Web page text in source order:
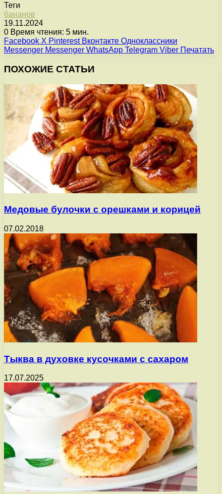
Теги
бананов
19.11.2024
0 Время чтения: 5 мин.
Facebook X Pinterest Вконтакте Одноклассники
Messenger Messenger WhatsApp Telegram Viber Печатать
ПОХОЖИЕ СТАТЬИ
Медовые булочки с орешками и корицей
07.02.2018
Тыква в духовке кусочками с сахаром
17.07.2025